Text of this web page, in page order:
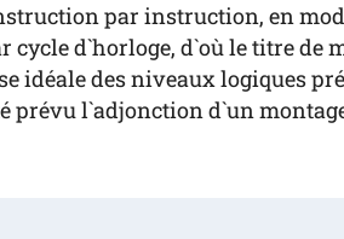
par instruction, en
cycle d`horloge, d`où le titre de
idéale des niveaux logiques
prévu l`adjonction d`un